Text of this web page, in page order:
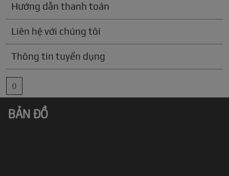
Hướng dẫn thanh toán
Liên hệ với chúng tôi
Thông tin tuyển dụng
()
BẢN ĐỒ